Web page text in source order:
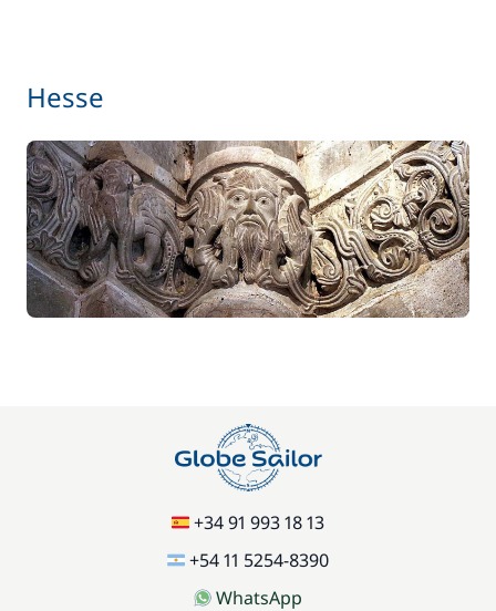
Animales de compañía
Barbacoa 56,00 €
/ semana
Pack ecológico 15,00 €
Paddle 77,00 €
Hesse
+34 91 993 18 13
+54 11 5254-8390
WhatsApp